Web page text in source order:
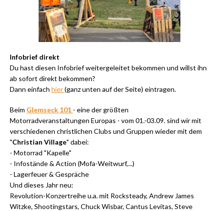
Infobrief direkt
Du hast diesen Infobrief weitergeleitet bekommen und willst ihn
ab sofort direkt bekommen?
Dann einfach hier(ganz unten auf der Seite) eintragen.
Beim Glemseck 101 - eine der größten
Motorradveranstaltungen Europas - vom 01.-03.09. sind wir mit
verschiedenen christlichen Clubs und Gruppen wieder mit dem
"Christian Village" dabei:
- Motorrad "Kapelle"
- Infostände & Action (Mofa-Weitwurf,...)
- Lagerfeuer & Gespräche
Und dieses Jahr neu:
Revolution-Konzertreihe u.a. mit Rocksteady, Andrew James
Witzke, Shootingstars, Chuck Wisbar, Cantus Levitas, Steve